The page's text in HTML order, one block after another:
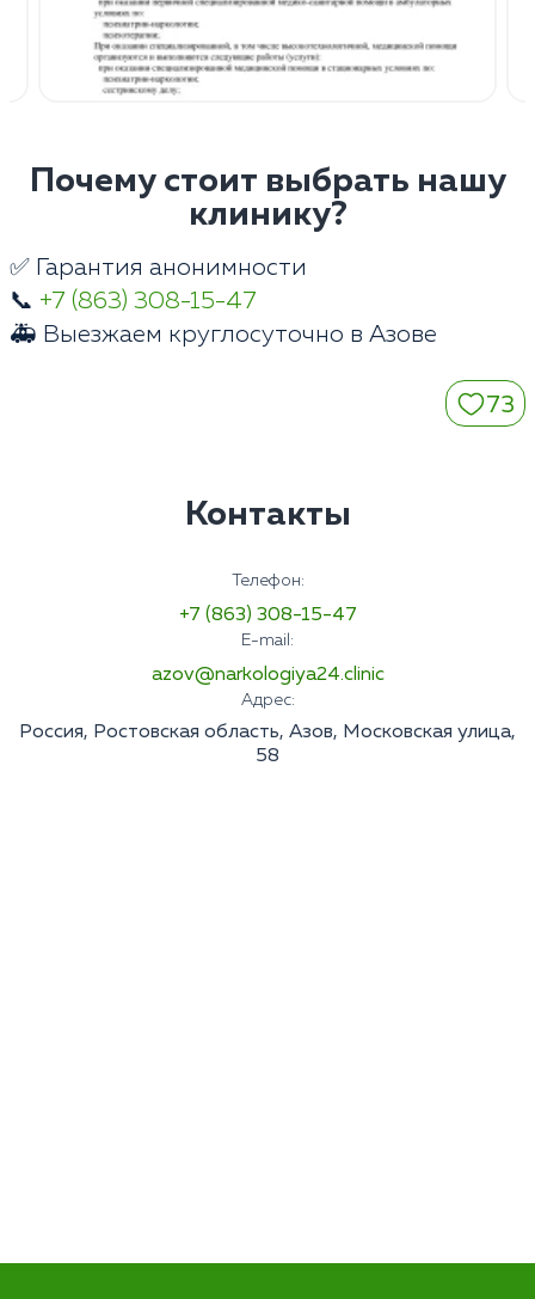
Почему стоит выбрать нашу
клинику?
✅ Гарантия анонимности
📞 +7 (863) 308-15-47
🚑 Выезжаем круглосуточно в Азове
73
Контакты
Телефон:
+7 (863) 308-15-47
E-mail:
azov@narkologiya24.clinic
Адрес:
Россия, Ростовская область, Азов, Московская улица,
58